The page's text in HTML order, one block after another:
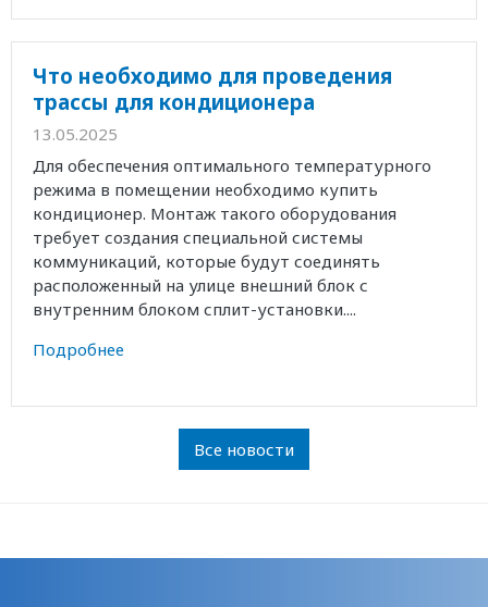
Что необходимо для проведения
трассы для кондиционера
13.05.2025
Для обеспечения оптимального температурного
режима в помещении необходимо купить
кондиционер. Монтаж такого оборудования
требует создания специальной системы
коммуникаций, которые будут соединять
расположенный на улице внешний блок с
внутренним блоком сплит-установки....
Подробнее
Все новости